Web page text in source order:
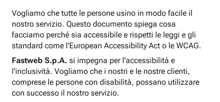
Vogliamo che tutte le persone usino in modo facile il
nostro servizio. Questo documento spiega cosa
facciamo perché sia accessibile e rispetti le leggi e gli
standard come l'European Accessibility Act o le WCAG.
Fastweb S.p.A. si impegna per l'accessibilità e
l'inclusività. Vogliamo che i nostri e le nostre clienti,
comprese le persone con disabilità, possano utilizzare
con successo il nostro servizio.